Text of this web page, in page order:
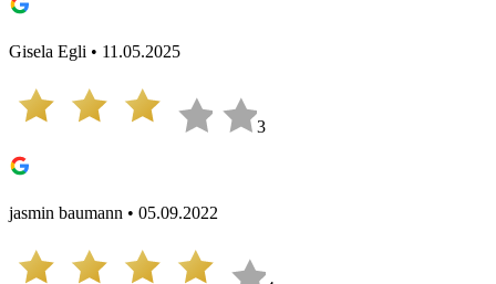
Gisela Egli • 11.05.2025
3
jasmin baumann • 05.09.2022